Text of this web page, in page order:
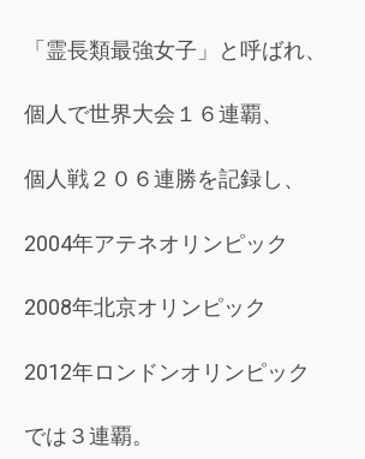
「霊長類最強女子」と呼ばれ、
個人で世界大会１６連覇、
個人戦２０６連勝を記録し、
2004年アテネオリンピック
2008年北京オリンピック
2012年ロンドンオリンピック
では３連覇。